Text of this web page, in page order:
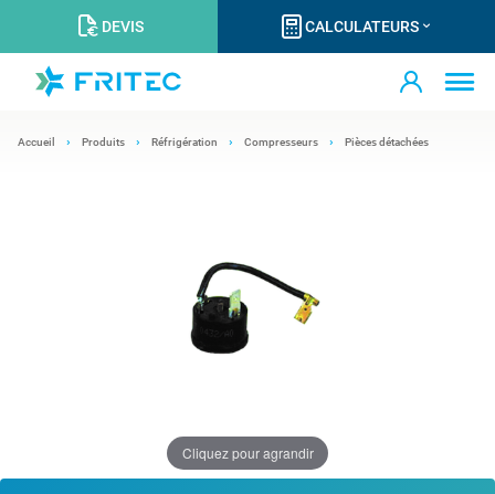
DEVIS CALCULATEURS
Accueil Produits Réfrigération Compresseurs Pièces détachées
Cliquez pour agrandir